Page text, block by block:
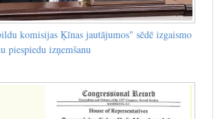
komisijas Ķīnas jautājumos" sēdē izgaismo
piespiedu izņemšanu